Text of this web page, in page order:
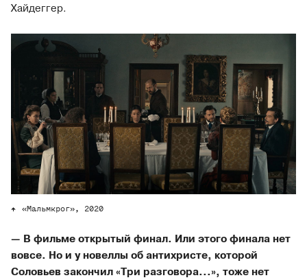
Хайдеггер.
«Мальмкрог», 2020
— В фильме открытый финал. Или этого финала нет
вовсе. Но и у новеллы об антихристе, которой
Соловьев закончил «Три разговора...», тоже нет